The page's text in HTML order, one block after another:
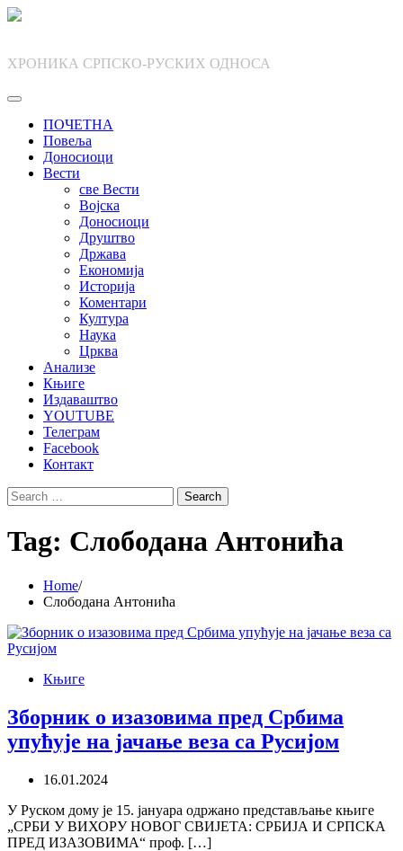
Skip
ХРОНИКА СРПСКО-РУСКИХ ОДНОСА
ПОЧЕТНА
Повеља
Доносиоци
Вести
све Вести
Војска
Доносиоци
Друштво
Држава
Економија
Историја
Коментари
Култура
Наука
Црква
Анализе
Књиге
Издаваштво
YOUTUBE
Телеграм
Facebook
Контакт
Search
for:
Tag: Слободана Антонића
Home
Слободана Антонића
Књиге
Зборник о изазовима пред Србима
упућује на јачање веза са Русијом
16.01.2024
У Руском дому је 15. јануара одржано представљање књиге
„СРБИ У ВИХОРУ НОВОГ СВИЈЕТА: СРБИЈА И СРПСКА
ПРЕД ИЗАЗОВИМА“ проф. […]